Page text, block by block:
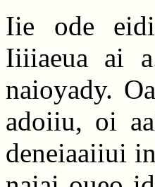
Iie ode
Iiiiaeua ai
naioyady.
adoiiu, oi
deneiaaiiui